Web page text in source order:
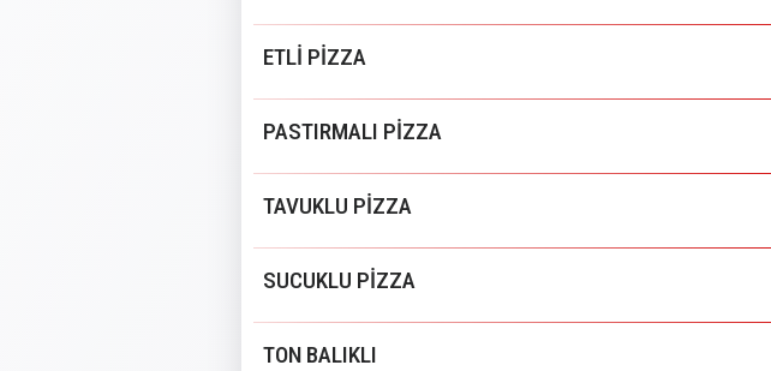
ETLİ PİZZA
PASTIRMALI PİZZA
TAVUKLU PİZZA
SUCUKLU PİZZA
TON BALIKLI